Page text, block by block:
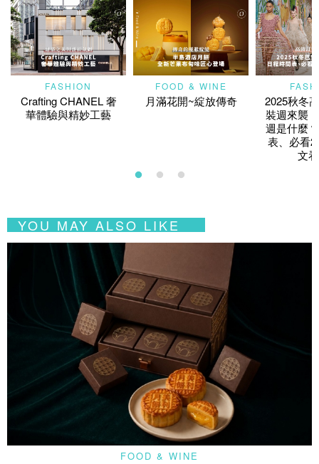
FASHION
Crafting CHANEL 奢
華體驗與精妙工藝
FOOD & WINE
月滿花開~綻放傳奇
2025秋冬
裝週來襲
週是什麼
表、必看
文
YOU MAY ALSO LIKE
FOOD & WINE